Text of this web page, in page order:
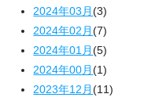
2024年03月(3)
2024年02月(7)
2024年01月(5)
2024年00月(1)
2023年12月(11)